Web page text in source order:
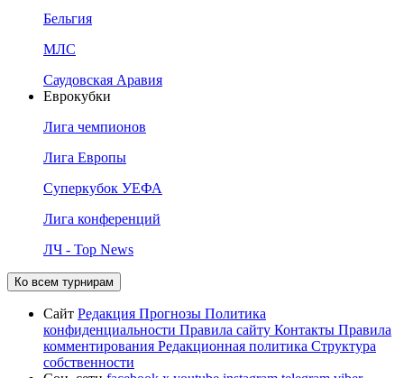
Бельгия
МЛС
Саудовская Аравия
Еврокубки
Лига чемпионов
Лига Европы
Суперкубок УЕФА
Лига конференций
ЛЧ - Top News
Ко всем турнирам
Сайт Редакция Прогнозы Политика
конфиденциальности Правила сайту Контакты Правила
комментирования Редакционная политика Структура
собственности